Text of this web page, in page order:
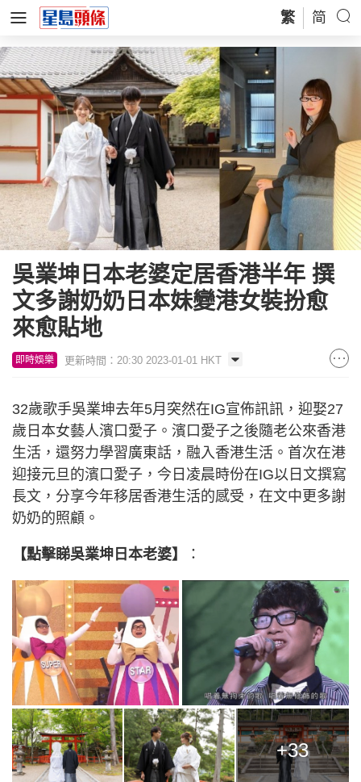
繁 简
吳業坤日本老婆定居香港半年 撰
文多謝奶奶日本妹變港女裝扮愈
來愈貼地
即時娛樂 更新時間：20:30 2023-01-01 HKT
32歲歌手吳業坤去年5月突然在IG宣佈訊訊，迎娶27
歲日本女藝人濱口愛子。濱口愛子之後隨老公來香港
生活，還努力學習廣東話，融入香港生活。首次在港
迎接元旦的濱口愛子，今日凌晨時份在IG以日文撰寫
長文，分享今年移居香港生活的感受，在文中更多謝
奶奶的照顧。
【點擊睇吳業坤日本老婆】 ：
+33